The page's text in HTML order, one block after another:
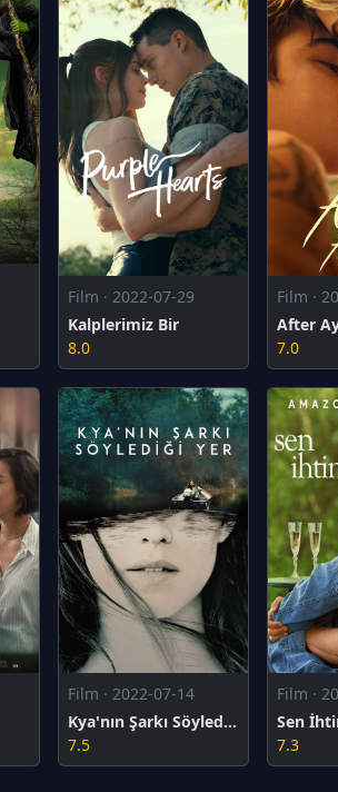
Film · 2022-07-29
Kalplerimiz Bir
8.0
Film ·
After
7.0
Film · 2022-07-14
Kya'nın Şarkı Söylediği Yer
7.5
Film ·
Sen
7.3